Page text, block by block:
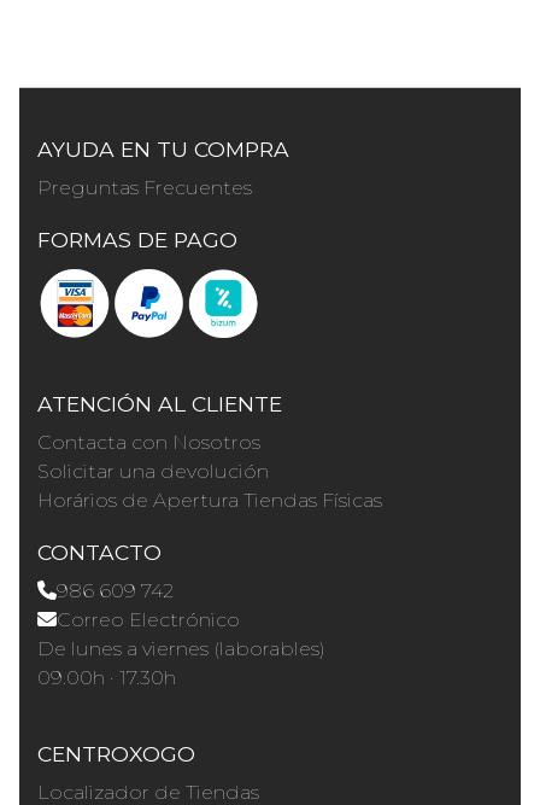
AYUDA EN TU COMPRA
Preguntas Frecuentes
FORMAS DE PAGO
ATENCIÓN AL CLIENTE
Contacta con Nosotros
Solicitar una devolución
Horários de Apertura Tiendas Físicas
CONTACTO
986 609 742
Correo Electrónico
De lunes a viernes (laborables)
09.00h · 17.30h
CENTROXOGO
Localizador de Tiendas